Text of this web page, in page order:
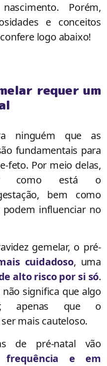
Porém,
e conceitos
logo abaixo!
requer um
ninguém que as
fundamentais para
feto. Por meio delas,
como está o
bem como
influenciar no
gemelar, o pré-
cuidadoso, uma
alto risco por si só.
não significa que algo
apenas que o
mais cauteloso.
de pré-natal vão
frequência e em